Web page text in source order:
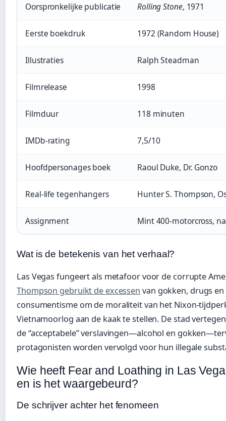
Oorspronkelijke publicatie Rolling Stone, 1971
Eerste boekdruk 1972 (Random House)
Illustraties Ralph Steadman
Filmrelease 1998
Filmduur 118 minuten
IMDb-rating 7,5/10
Hoofdpersonages boek Raoul Duke, Dr. Gonzo
Real-life tegenhangers Hunter S. Thompson,
Assignment Mint 400-motorcross,
Wat is de betekenis van het verhaal?
Las Vegas fungeert als metafoor voor de corrupte
Thompson gebruikt de excessen van gokken, drugs
consumentisme om de moraliteit van het Nixon-
Vietnamoorlog aan de kaak te stellen. De stad
de “acceptabele” verslavingen—alcohol en
protagonisten worden vervolgd voor hun illegale
Wie heeft Fear and Loathing in Las
en is het waargebeurd?
De schrijver achter het fenomeen